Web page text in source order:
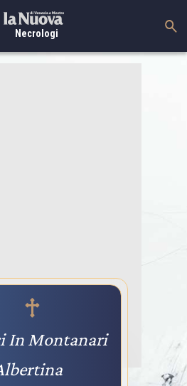
Necrologi
In Montanari